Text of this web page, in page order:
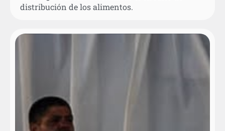
distribución de los alimentos.